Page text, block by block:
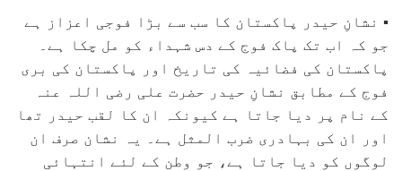
▪ نشانِ حیدر پاکستان کا سب سے بڑا فوجی اعزاز ہے
جو کہ اب تک پاک فوج کے دس شہداء کو مل چکا ہے۔
پاکستان کی فضائیہ کی تاریخ اور پاکستان کی بری
فوج کے مطابق نشانِ حیدر حضرت علی رضی اللہ عنہ
کے نام پر دیا جاتا ہے کیونکہ ان کا لقب حیدر تھا
اور ان کی بہادری ضرب المثل ہے۔ یہ نشان صرف ان
لوگوں کو دیا جاتا ہے، جو وطن کے لئے انتہائی